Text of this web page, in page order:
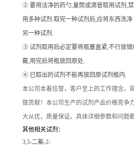
② 要用洁净的药勺,量筒或滴管取用试剂,
用多种试剂.取完一种试剂后,应将东西洗
另一种试剂.
③ 试剂取用后必定要将瓶塞盖紧,不行放
戴,用完后将瓶放回原处.
④ 已取出的试剂不能再放回原试剂瓶内.
本公司本着信誉，客户至上的工作理念，
做贡献！本公司生产的试剂产品价格竞争
大从优，质量保证。具体详细参数和问题
其他相关试剂：
3,5-二氟-2-